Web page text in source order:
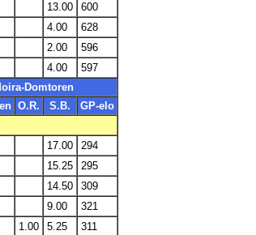
13.00
600
4.00
628
2.00
596
4.00
597
Domtoren
O.R. S.B.
GP-elo
17.00
294
15.25
295
14.50
309
9.00
321
1.00 5.25
311